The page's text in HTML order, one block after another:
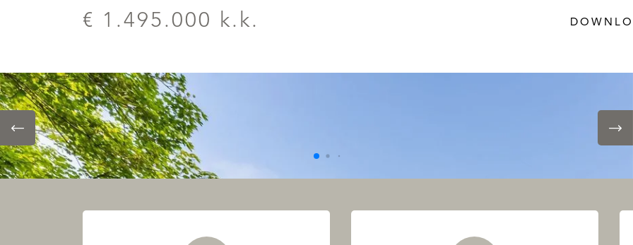
€ 1.495.000 k.k.